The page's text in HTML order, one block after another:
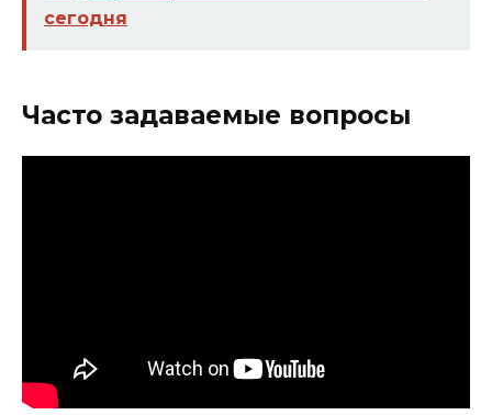
сегодня
Часто задаваемые вопросы